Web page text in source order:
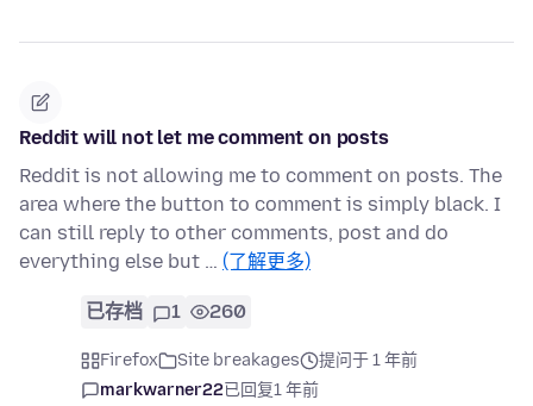
Reddit will not let me comment on posts
Reddit is not allowing me to comment on posts. The
area where the button to comment is simply black. I
can still reply to other comments, post and do
everything else but … (了解更多)
已存档 1 260
Firefox Site breakages
提问于 1 年前
markwarner22已回复1 年前